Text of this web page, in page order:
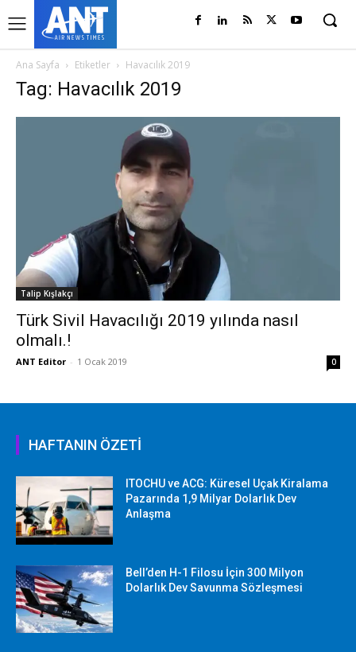
Ana Sayfa Etiketler Havacılık 2019
Tag: Havacılık 2019
Talip Kışlakçı
Türk Sivil Havacılığı 2019 yılında nasıl
olmalı.!
ANT Editor - 1 Ocak 2019 0
HAFTANIN ÖZETİ
ITOCHU ve ACG: Küresel Uçak Kiralama
Pazarında 1,9 Milyar Dolarlık Dev
Anlaşma
Bell’den H-1 Filosu İçin 300 Milyon
Dolarlık Dev Savunma Sözleşmesi